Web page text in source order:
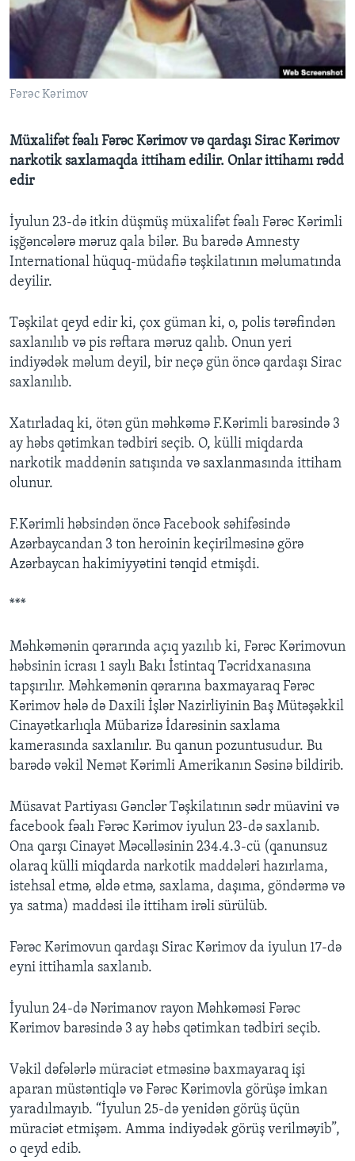
BIZI IZLƏYIN
Fərəc Kərimov
Müxalifət fəalı Fərəc Kərimov və qardaşı Sirac Kərimov
narkotik saxlamaqda ittiham edilir. Onlar ittihamı rədd
edir
İyulun 23-də itkin düşmüş müxalifət fəalı Fərəc Kərimli
işğəncələrə məruz qala bilər. Bu barədə Amnesty
International hüquq-müdafiə təşkilatının məlumatında
deyilir.
Təşkilat qeyd edir ki, çox güman ki, o, polis tərəfindən
saxlanılıb və pis rəftara məruz qalıb. Onun yeri
indiyədək məlum deyil, bir neçə gün öncə qardaşı Sirac
saxlanılıb.
Xatırladaq ki, ötən gün məhkəmə F.Kərimli barəsində 3
ay həbs qətimkan tədbiri seçib. O, külli miqdarda
narkotik maddənin satışında və saxlanmasında ittiham
olunur.
F.Kərimli həbsindən öncə Facebook səhifəsində
Azərbaycandan 3 ton heroinin keçirilməsinə görə
Azərbaycan hakimiyyətini tənqid etmişdi.
***
Məhkəmənin qərarında açıq yazılıb ki, Fərəc Kərimovun
həbsinin icrası 1 saylı Bakı İstintaq Təcridxanasına
tapşırılır. Məhkəmənin qərarına baxmayaraq Fərəc
Kərimov hələ də Daxili İşlər Nazirliyinin Baş Mütəşəkkil
Cinayətkarlıqla Mübarizə İdarəsinin saxlama
kamerasında saxlanılır. Bu qanun pozuntusudur. Bu
barədə vəkil Nemət Kərimli Amerikanın Səsinə bildirib.
Müsavat Partiyası Gənclər Təşkilatının sədr müavini və
facebook fəalı Fərəc Kərimov iyulun 23-də saxlanıb.
Ona qarşı Cinayət Məcəlləsinin 234.4.3-cü (qanunsuz
olaraq külli miqdarda narkotik maddələri hazırlama,
istehsal etmə, əldə etmə, saxlama, daşıma, göndərmə və
ya satma) maddəsi ilə ittiham irəli sürülüb.
Fərəc Kərimovun qardaşı Sirac Kərimov da iyulun 17-də
eyni ittihamla saxlanıb.
İyulun 24-də Nərimanov rayon Məhkəməsi Fərəc
Kərimov barəsində 3 ay həbs qətimkan tədbiri seçib.
Vəkil dəfələrlə müraciət etməsinə baxmayaraq işi
aparan müstəntiqlə və Fərəc Kərimovla görüşə imkan
yaradılmayıb. “İyulun 25-də yenidən görüş üçün
müraciət etmişəm. Amma indiyədək görüş verilməyib”,
o qeyd edib.